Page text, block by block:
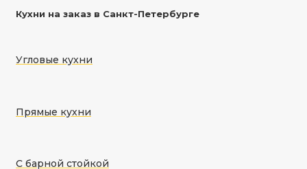
Кухни на заказ в Санкт-Петербурге
Угловые кухни
Прямые кухни
С барной стойкой